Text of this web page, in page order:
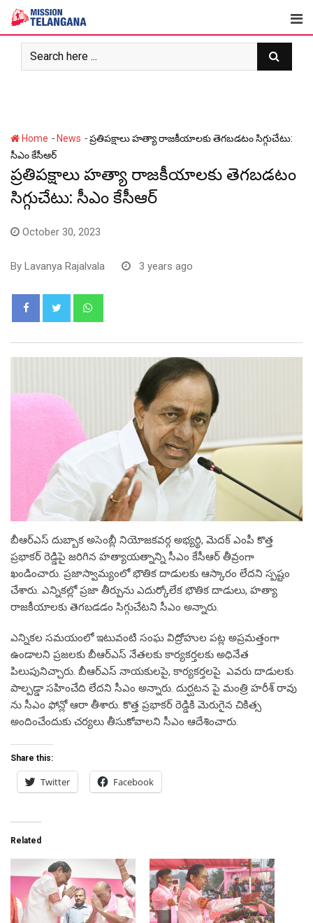
Skip
content
Home - News -ప్రతిపక్షాలు హత్యా రాజకీయాలకు తెగబడటం సిగ్గుచేటు:
సీఎం కేసీఆర్
ప్రతిపక్షాలు హత్యా రాజకీయాలకు తెగబడటం
సిగ్గుచేటు: సీఎం కేసీఆర్
October 30, 2023
By Lavanya Rajalvala 3 years ago
బీఆర్ఎస్ దుబ్బాక అసెంబ్లీ నియోజకవర్గ అభ్యర్థి, మెదక్ ఎంపీ కొత్త
ప్రభాకర్ రెడ్డిపై జరిగిన హత్యాయత్నాన్ని సీఎం కేసీఆర్ తీవ్రంగా
ఖండించారు. ప్రజాస్వామ్యంలో భౌతిక దాడులకు ఆస్కారం లేదని స్పష్టం
చేశారు. ఎన్నికల్లో ప్రజా తీర్పును ఎదుర్కోలేక భౌతిక దాడులు, హత్యా
రాజకీయాలకు తెగబడడం సిగ్గుచేటని సీఎం అన్నారు.
ఎన్నికల సమయంలో ఇటువంటి సంఘ విద్రోహుల పట్ల అప్రమత్తంగా
ఉండాలని ప్రజలకు బీఆర్ఎస్ నేతలకు కార్యకర్తలకు అధినేత
పిలుపునిచ్చారు. బీఆర్ఎస్ నాయకులపై, కార్యకర్తలపై ఎవరు దాడులకు
పాల్పడ్డా సహించేది లేదని సీఎం అన్నారు. దుర్ఘటన పై మంత్రి హరీశ్ రావు
ను సీఎం ఫోన్లో ఆరా తీశారు. కొత్త ప్రభాకర్ రెడ్డికి మెరుగైన చికిత్స
అందించేందుకు చర్యలు తీసుకోవాలని సీఎం ఆదేశించారు.
Share this:
Twitter Facebook
Related